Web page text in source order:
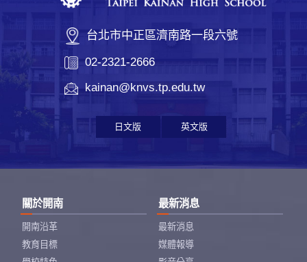
台北市中正區濟南路一段六號
02-2321-2666
kainan@knvs.tp.edu.tw
日文版 英文版
關於開南
開南沿革
教育目標
最新消息
最新消息
媒體報導